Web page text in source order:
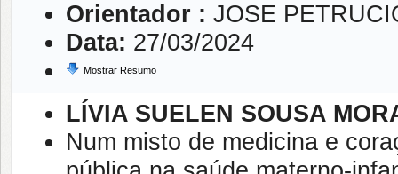
Orientador : JOSE
Data: 27/03/2024
Mostrar Resumo
LÍVIA SUELEN SOUSA
Num misto de medicina e